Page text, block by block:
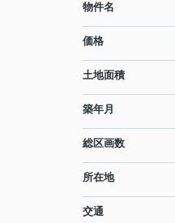
物件名
価格
土地面積
築年月
総区画数
所在地
交通